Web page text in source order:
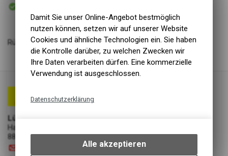
Rückspiegel, CYCLE STAR 80, Klemmkonus: 17.2-22.0mm
Lüscher Motor- & Bike World
Hauptstrasse 29a
8867 Niederurnen
Damit Sie unser Online-Angebot bestmöglich
nutzen können, setzen wir auf unserer Website
Cookies und ähnliche Technologien ein. Sie haben
die Kontrolle darüber, zu welchen Zwecken wir
Ihre Daten verarbeiten dürfen. Eine kommerzielle
Verwendung ist ausgeschlossen.
Datenschutzerklärung
bestimmte Interaktionen und
Einstellungen auf Ihrem Gerät,
Alle akzeptieren